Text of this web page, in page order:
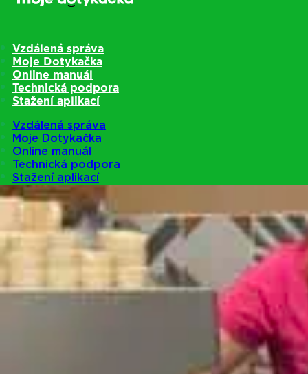
Vzdálená správa
Moje Dotykačka
Online manuál
Technická podpora
Stažení aplikací
Vzdálená správa
Moje Dotykačka
Online manuál
Technická podpora
Stažení aplikací